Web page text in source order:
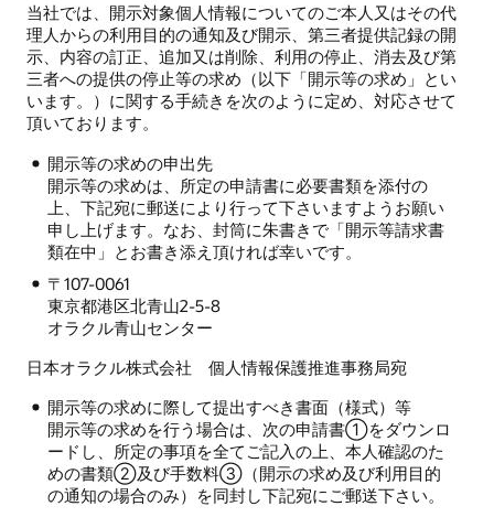
当社では、開示対象個人情報についてのご本人又はその代
理人からの利用目的の通知及び開示、第三者提供記録の開
示、内容の訂正、追加又は削除、利用の停止、消去及び第
三者への提供の停止等の求め（以下「開示等の求め」とい
います。）に関する手続きを次のように定め、対応させて
頂いております。
開示等の求めの申出先
開示等の求めは、所定の申請書に必要書類を添付の
上、下記宛に郵送により行って下さいますようお願い
申し上げます。なお、封筒に朱書きで「開示等請求書
類在中」とお書き添え頂ければ幸いです。
〒107-0061
東京都港区北青山2-5-8
オラクル青山センター
日本オラクル株式会社 個人情報保護推進事務局宛
開示等の求めに際して提出すべき書面（様式）等
開示等の求めを行う場合は、次の申請書①をダウンロ
ードし、所定の事項を全てご記入の上、本人確認のた
めの書類②及び手数料③（開示の求め及び利用目的
の通知の場合のみ）を同封し下記宛にご郵送下さい。